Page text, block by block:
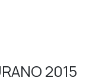
2015